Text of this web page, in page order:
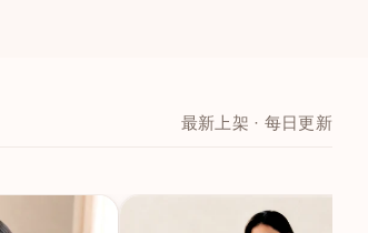
最新上架 · 每日更新